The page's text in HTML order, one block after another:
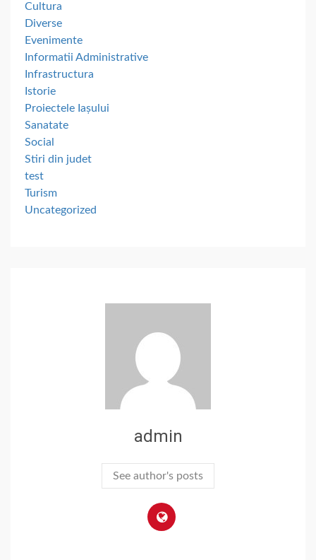
Cultura
Diverse
Evenimente
Informatii Administrative
Infrastructura
Istorie
Proiectele Iașului
Sanatate
Social
Stiri din judet
test
Turism
Uncategorized
admin
See author's posts